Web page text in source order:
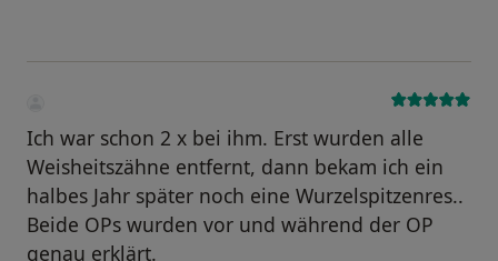
Ich war schon 2 x bei ihm. Erst wurden alle
Weisheitszähne entfernt, dann bekam ich ein
halbes Jahr später noch eine Wurzelspitzenres..
Beide OPs wurden vor und während der OP
genau erklärt.